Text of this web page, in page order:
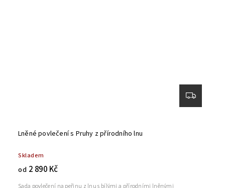
Lněné povlečení s Pruhy z přírodního lnu
Skladem
od 2 890 Kč
Sada povlečení na peřinu z lnu s bílými a přírodními lněnými